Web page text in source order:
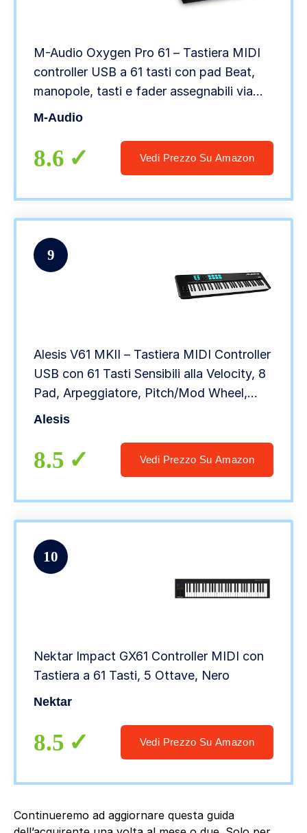
M-Audio Oxygen Pro 61 – Tastiera MIDI
controller USB a 61 tasti con pad Beat,
manopole, tasti e fader assegnabili via
MIDI e suite software inclusa
M-Audio
8.6 Vedi Prezzo Su Amazon
9
Alesis V61 MKII – Tastiera MIDI Controller
USB con 61 Tasti Sensibili alla Velocity, 8
Pad, Arpeggiatore, Pitch/Mod Wheel,
Note Repeat e Software
Alesis
8.5 Vedi Prezzo Su Amazon
10
Nektar Impact GX61 Controller MIDI con
Tastiera a 61 Tasti, 5 Ottave, Nero
Nektar
8.5 Vedi Prezzo Su Amazon
Continueremo ad aggiornare questa guida